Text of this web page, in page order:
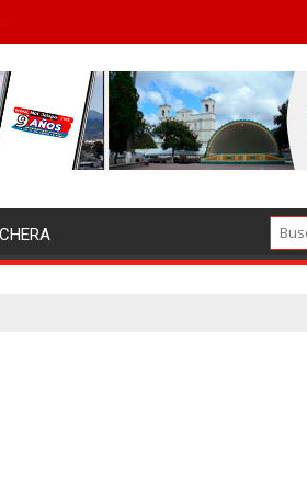
porque no le ha pagado a los actuales